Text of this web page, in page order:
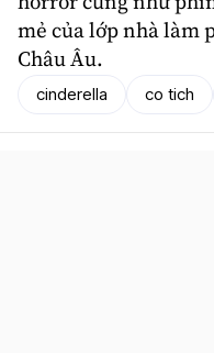
mẻ của lớp nhà làm
Châu Âu.
cinderella co tich